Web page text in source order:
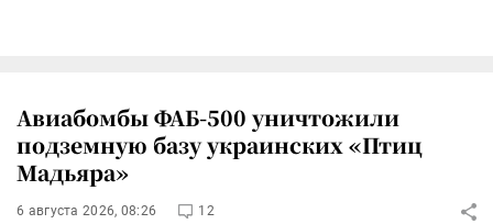
Авиабомбы ФАБ-500 уничтожили
подземную базу украинских «Птиц
Мадьяра»
6 августа 2026, 08:26 12